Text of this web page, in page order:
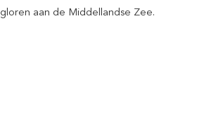
aan de Middellandse Zee.